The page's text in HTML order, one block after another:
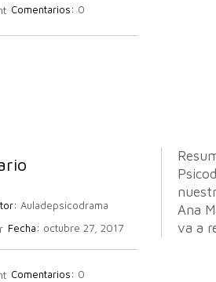
Comentarios: 0
Auladepsicodrama
Fecha: octubre 27, 2017
Comentarios: 0
Ana
va a